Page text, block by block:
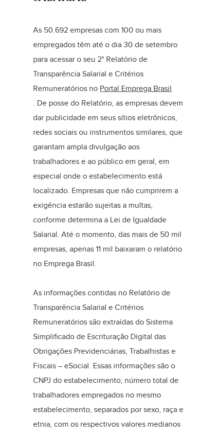
As 50.692 empresas com 100 ou mais
empregados têm até o dia 30 de setembro
para acessar o seu 2° Relatório de
Transparência Salarial e Critérios
Remuneratórios no Portal Emprega Brasil
. De posse do Relatório, as empresas devem
dar publicidade em seus sítios eletrônicos,
redes sociais ou instrumentos similares, que
garantam ampla divulgação aos
trabalhadores e ao público em geral, em
especial onde o estabelecimento está
localizado. Empresas que não cumprirem a
exigência estarão sujeitas a multas,
conforme determina a Lei de Igualdade
Salarial. Até o momento, das mais de 50 mil
empresas, apenas 11 mil baixaram o relatório
no Emprega Brasil.
As informações contidas no Relatório de
Transparência Salarial e Critérios
Remuneratórios são extraídas do Sistema
Simplificado de Escrituração Digital das
Obrigações Previdenciárias, Trabalhistas e
Fiscais – eSocial. Essas informações são o
CNPJ do estabelecimento; número total de
trabalhadores empregados no mesmo
estabelecimento, separados por sexo, raça e
etnia, com os respectivos valores medianos